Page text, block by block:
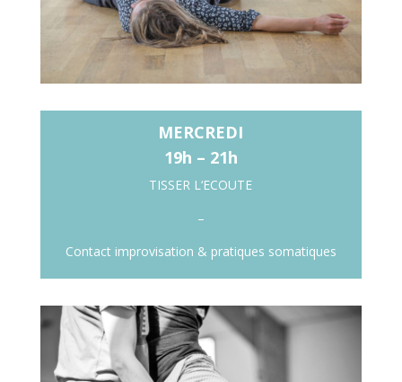
MERCREDI
19h – 21h
TISSER L‘ECOUTE
–
Contact improvisation & pratiques somatiques